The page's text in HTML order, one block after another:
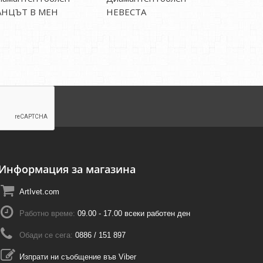
В МЕН
НЕВЕСТА
за магазина
ArtIvet.com
Работно време: 09.00 - 17.00 всеки работен ден
Обади се сега: 0886 / 151 897
Изпрати ни съобщение във Viber